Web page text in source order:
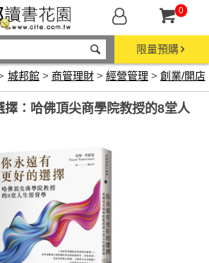
0
限量預購
城邦館 > 商管理財 > 經營管理 > 創業/開店
擇：哈佛頂尖商學院教授的8堂人